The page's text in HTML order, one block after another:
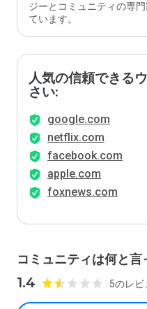
ジーとコミュニティの専
ています。
人気の信頼できる
さい:
google.com
netflix.com
facebook.com
apple.com
foxnews.com
コミュニティは何と
1.4 5のレビ